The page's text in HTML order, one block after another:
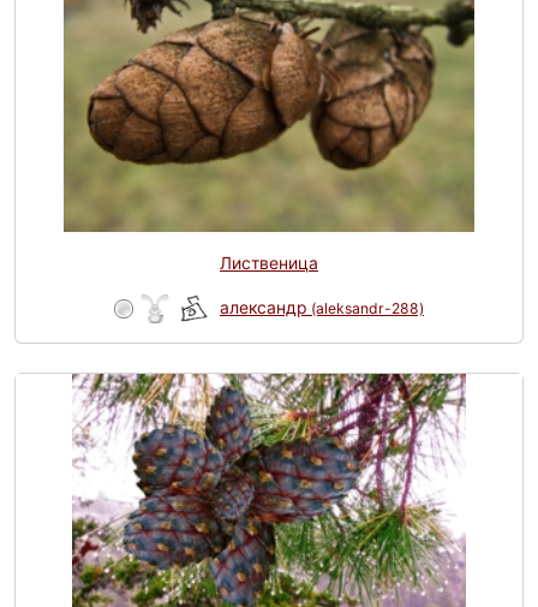
Лиственица
александр (aleksandr-288)